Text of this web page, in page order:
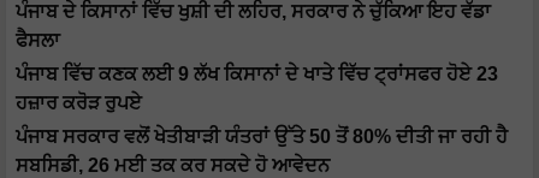
ਪੰਜਾਬ ਦੇ ਕਿਸਾਨਾਂ ਵਿੱਚ ਖੁਸ਼ੀ ਦੀ ਲਹਿਰ, ਸਰਕਾਰ ਨੇ ਚੁੱਕਿਆ ਇਹ ਵੱਡਾ
ਫੈਸਲਾ
ਪੰਜਾਬ ਵਿੱਚ ਕਣਕ ਲਈ 9 ਲੱਖ ਕਿਸਾਨਾਂ ਦੇ ਖਾਤੇ ਵਿੱਚ ਟ੍ਰਾਂਸਫਰ ਹੋਏ 23
ਹਜ਼ਾਰ ਕਰੋੜ ਰੁਪਏ
ਪੰਜਾਬ ਸਰਕਾਰ ਵਲੋਂ ਖੇਤੀਬਾੜੀ ਯੰਤਰਾਂ ਉੱਤੇ 50 ਤੋਂ 80% ਦੀਤੀ ਜਾ ਰਹੀ ਹੈ
ਸਬਸਿਡੀ, 26 ਮਈ ਤਕ ਕਰ ਸਕਦੇ ਹੋ ਆਵੇਦਨ